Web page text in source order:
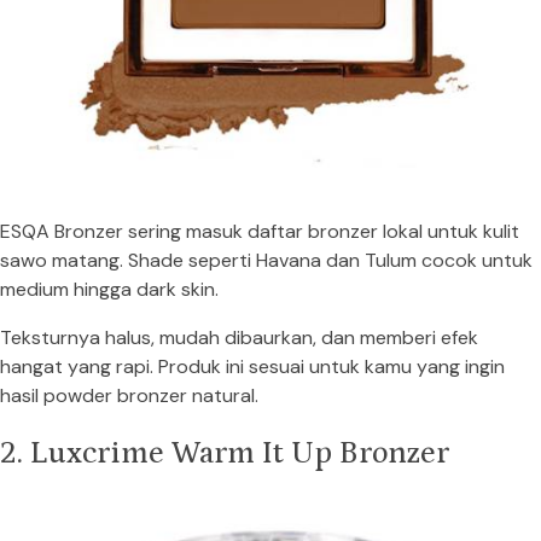
ESQA Bronzer sering masuk daftar bronzer lokal untuk kulit
sawo matang. Shade seperti Havana dan Tulum cocok untuk
medium hingga dark skin.
Teksturnya halus, mudah dibaurkan, dan memberi efek
hangat yang rapi. Produk ini sesuai untuk kamu yang ingin
hasil powder bronzer natural.
2. Luxcrime Warm It Up Bronzer